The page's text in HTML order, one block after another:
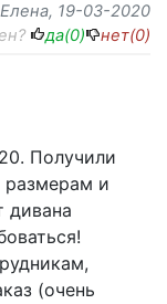
Елена, 19-03-2020
да(0) нет(0)
Получили
размерам и
дивана
(очень